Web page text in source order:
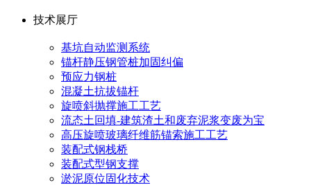
技术展厅
基坑自动监测系统
锚杆静压钢管桩加固纠偏
预应力钢桩
混凝土抗拔锚杆
旋喷斜抛撑施工工艺
流态土回填-建筑渣土和废弃泥浆变废为宝
高压旋喷玻璃纤维筋锚索施工工艺
装配式钢栈桥
装配式型钢支撑
淤泥原位固化技术